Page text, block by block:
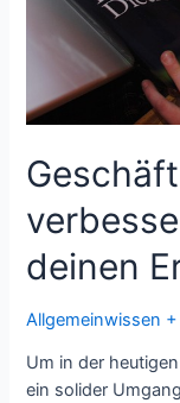
deinen
Allgemeinwissen
Um in der
ein solider